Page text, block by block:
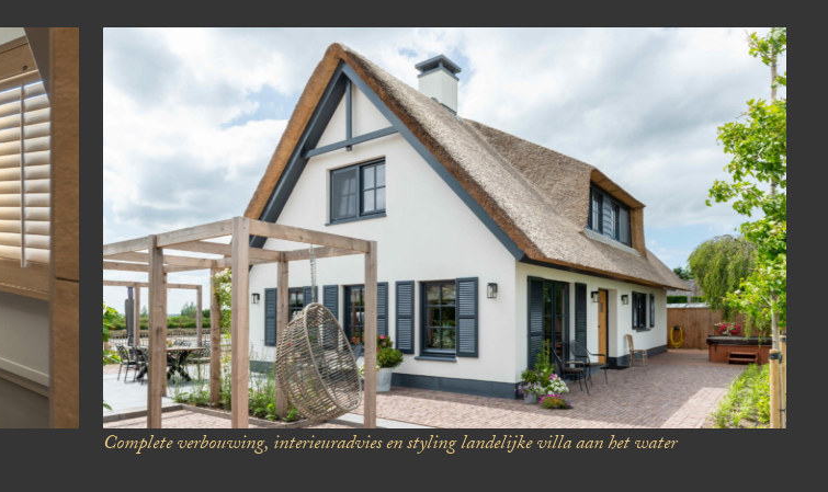
Complete verbouwing, interieuradvies en stylinglandelijke villa aan het water